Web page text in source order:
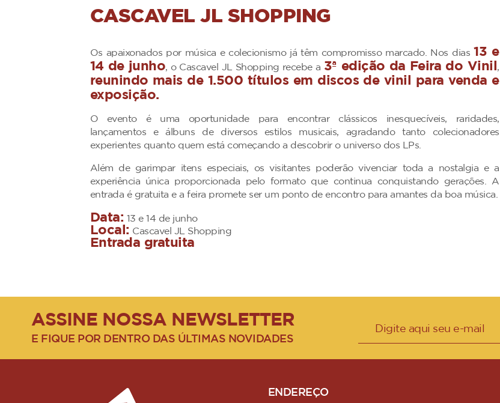
CASCAVEL JL SHOPPING
Os apaixonados por música e colecionismo já têm compromisso marcado. Nos dias 13 e
14 de junho, o Cascavel JL Shopping recebe a 3ª edição da Feira do Vinil ,
reunindo mais de 1.500 títulos em discos de vinil para venda e
exposição.
O evento é uma oportunidade para encontrar clássicos inesquecíveis, raridades,
lançamentos e álbuns de diversos estilos musicais, agradando tanto colecionadores
experientes quanto quem está começando a descobrir o universo dos LPs.
Além de garimpar itens especiais, os visitantes poderão vivenciar toda a nostalgia e a
experiência única proporcionada pelo formato que continua conquistando gerações. A
entrada é gratuita e a feira promete ser um ponto de encontro para amantes da boa música.
Data: 13 e 14 de junho
Local: Cascavel JL Shopping
Entrada gratuita
ASSINE NOSSA NEWSLETTER
E FIQUE POR DENTRO DAS ÚLTIMAS NOVIDADES
ENDEREÇO